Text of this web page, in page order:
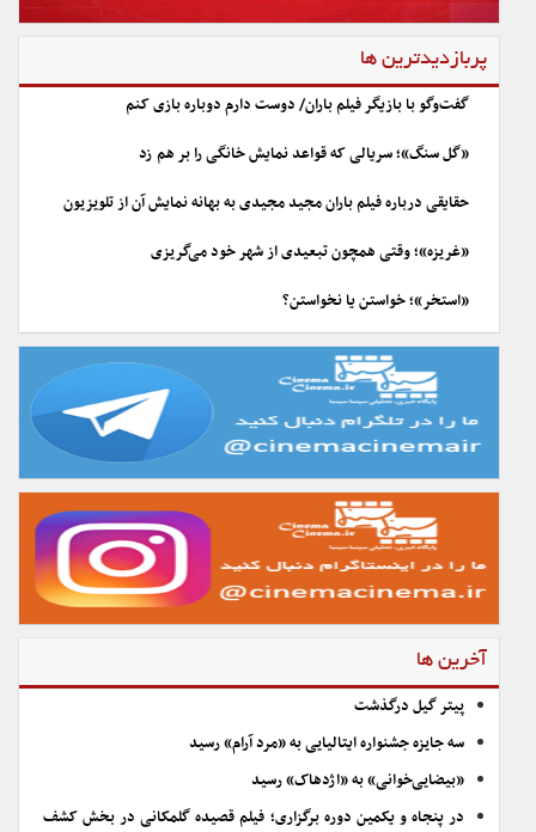
پربازدیدترین ها
گفت‌وگو با بازیگر فیلم باران/ دوست دارم دوباره بازی کنم
«گل سنگ»؛ سریالی که قواعد نمایش خانگی را بر هم زد
حقایقی درباره فیلم باران مجید مجیدی به بهانه نمایش آن از تلویزیون
«غریزه»؛ وقتی همچون تبعیدی از شهر خود می‌گریزی
«استخر»؛ خواستن یا نخواستن؟
آخرین ها
پیتر گیل درگذشت
سه جایزه جشنواره ایتالیایی به «مرد آرام» رسید
«بیضایی‌خوانی» به «اژدهاک» رسید
در پنجاه و یکمین دوره برگزاری؛ فیلم قصیده گلمکانی در بخش کشف